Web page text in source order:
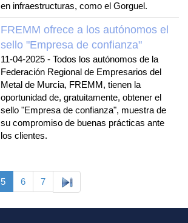
en infraestructuras, como el Gorguel.
FREMM ofrece a los autónomos el
sello "Empresa de confianza"
11-04-2025 - Todos los autónomos de la
Federación Regional de Empresarios del
Metal de Murcia, FREMM, tienen la
oportunidad de, gratuitamente, obtener el
sello "Empresa de confianza", muestra de
su compromiso de buenas prácticas ante
los clientes.
5 6 7